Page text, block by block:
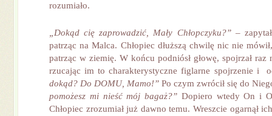
rozumiało.
„Dokąd cię zaprowadzić, Mały Chłopczyku?”–
patrząc na Malca. Chłopiec dłuższą chwilę nic nie
patrząc w ziemię. W końcu podniósł głowę, spojrzał
rzucając im to charakterystyczne figlarne spojrzenie i
dokąd? Do DOMU, Mamo!” Po czym zwrócił się do
pomożesz mi nieść mój bagaż?” Dopiero wtedy On i
Chłopiec zrozumiał już dawno temu. Wreszcie ogarnął